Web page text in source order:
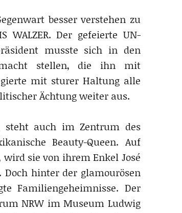
besser verstehen zu
WALZER. Der gefeierte UN-
musste sich in den
stellen, die ihn mit
mit sturer Haltung alle
Ächtung weiter aus.
steht auch im Zentrum des
Beauty-Queen. Auf
sie von ihrem Enkel José
Doch hinter der glamourösen
Familiengeheimnisse. Der
NRW im Museum Ludwig